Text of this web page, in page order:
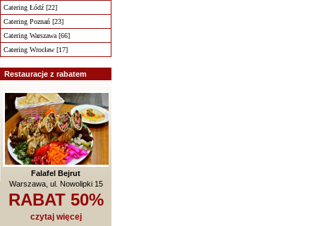
Catering Łódź [22]
Catering Poznań [23]
Catering Warszawa [66]
Catering Wrocław [17]
Restauracje z rabatem
Falafel Bejrut
Warszawa, ul. Nowolipki 15
RABAT 50%
czytaj więcej